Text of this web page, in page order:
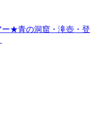
ー★青の洞窟・滝壺・登